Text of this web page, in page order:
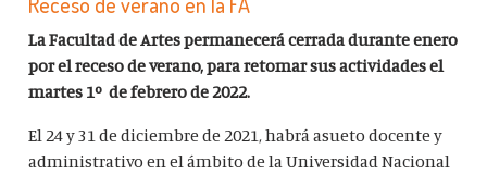
La Facultad de Artes permanecerá cerrada durante enero
por el receso de verano, para retomar sus actividades el
martes 1º de febrero de 2022.
El 24 y 31 de diciembre de 2021, habrá asueto docente y
administrativo en el ámbito de la Universidad Nacional